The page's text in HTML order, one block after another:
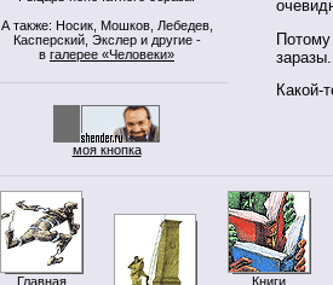
А также: Носик, Мошков, Лебедев,
Касперский, Экслер и другие -
в галерее «Человеки»
моя кнопка
заразы.
Какой-
Главная
Книги